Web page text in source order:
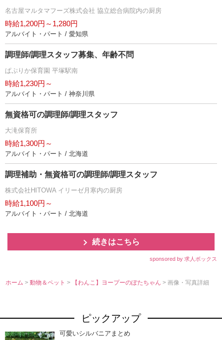
名古屋マルタマフーズ株式会社 協立総合病院内の厨房
時給1,200円～1,280円
アルバイト・パート / 愛知県
調理師/調理スタッフ募集、年齢不問
ぱぷりか保育園 平塚駅南
時給1,230円～
アルバイト・パート / 神奈川県
無資格可の調理師/調理スタッフ
大滝保育所
時給1,300円～
アルバイト・パート / 北海道
調理補助・無資格可の調理師/調理スタッフ
株式会社HITOWA イリーゼ月寒内の厨房
時給1,100円～
アルバイト・パート / 北海道
続きはこちら
sponsored by 求人ボックス
ホーム >動物＆ペット> 【わんこ】ヨープーのぽたちゃん> 画像・写真詳細
ピックアップ
可愛いシルバニアまとめ